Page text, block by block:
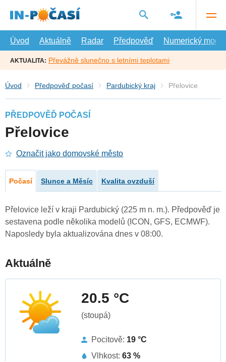
hlavní
Úvod
Aktuálně Radar Předpověď Numerický model
AKTUALITA: Převážně slunečno s letními teplotami
Úvod Předpověď počasí Pardubický kraj Přelovice
PŘEDPOVĚĎ POČASÍ
Přelovice
Označit jako domovské město
Počasí Slunce a Měsíc Kvalita ovzduší
Přelovice leží v kraji Pardubický (225 m n. m.). Předpověď je
sestavena podle několika modelů (ICON, GFS, ECMWF).
Naposledy byla aktualizována dnes v 08:00.
Aktuálně
20.5 °C
(stoupá)
Pocitově: 19 °C
Vlhkost: 63 %